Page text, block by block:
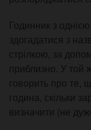
Годинник з
здогадатися з
стрілкою, за
приблизно. У той
говорить про те,
година, скільки
визначити (не